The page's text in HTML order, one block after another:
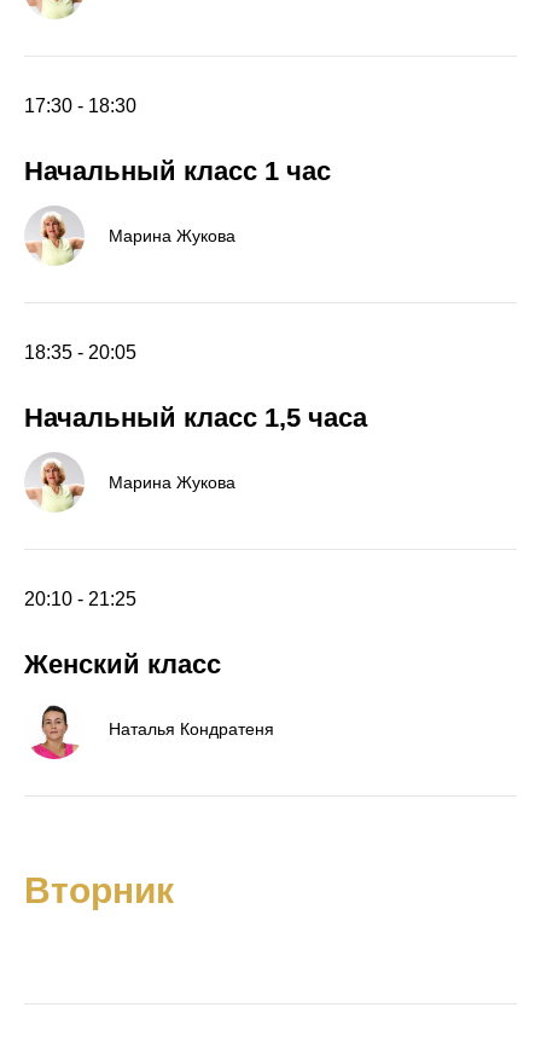
17:30 - 18:30
Начальный класс 1 час
Марина Жукова
18:35 - 20:05
Начальный класс 1,5 часа
Марина Жукова
20:10 - 21:25
Женский класс
Наталья Кондратеня
Вторник